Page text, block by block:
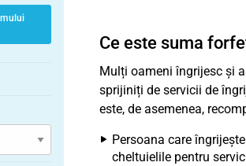
Ce este suma
Mulți oameni îngrijesc și
sprijiniți de servicii de
este, de asemenea,
Persoana care
cheltuielile pentru